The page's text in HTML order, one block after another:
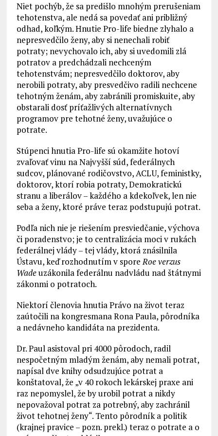
Niet pochýb, že sa predišlo mnohým prerušeniam
tehotenstva, ale nedá sa povedať ani približný
odhad, koľkým. Hnutie Pro-life biedne zlyhalo a
nepresvedčilo ženy, aby si nenechali robiť
potraty; nevychovalo ich, aby si uvedomili zlá
potratov a predchádzali nechceným
tehotenstvám; nepresvedčilo doktorov, aby
nerobili potraty, aby presvedčivo radili nechcene
tehotným ženám, aby zabránili promiskuite, aby
obstarali dosť príťažlivých alternatívnych
programov pre tehotné ženy, uvažujúce o
potrate.
Stúpenci hnutia Pro-life sú okamžite hotoví
zvaľovať vinu na Najvyšší súd, federálnych
sudcov, plánované rodičovstvo, ACLU, feministky,
doktorov, ktorí robia potraty, Demokratickú
stranu a liberálov – každého a kdekoľvek, len nie
seba a ženy, ktoré práve teraz podstupujú potrat.
Podľa nich nie je riešením presviedčanie, výchova
či poradenstvo; je to centralizácia moci v rukách
federálnej vlády – tej vlády, ktorá znásilnila
Ústavu, keď rozhodnutím v sporeRoe verzus
Wadeuzákonila federálnu nadvládu nad štátnymi
zákonmi o potratoch.
Niektorí členovia hnutia Právo na život teraz
zaútočili na kongresmana Rona Paula, pôrodníka
a nedávneho kandidáta na prezidenta.
Dr. Paul asistoval pri 4000 pôrodoch, radil
nespočetným mladým ženám, aby nemali potrat,
napísal dve knihy odsudzujúce potrat a
konštatoval, že „v 40 rokoch lekárskej praxe ani
raz nepomyslel, že by urobil potrat a nikdy
nepovažoval potrat za potrebný, aby zachránil
život tehotnej ženy“. Tento pôrodník a politik
(krajnej pravice – pozn. prekl.) teraz o potrate a o